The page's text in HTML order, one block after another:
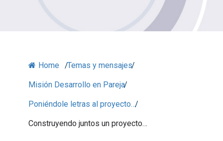
Home /Temas y mensajes/
Misión Desarrollo en Pareja/
Poniéndole letras al proyecto…/
Construyendo juntos un proyecto…